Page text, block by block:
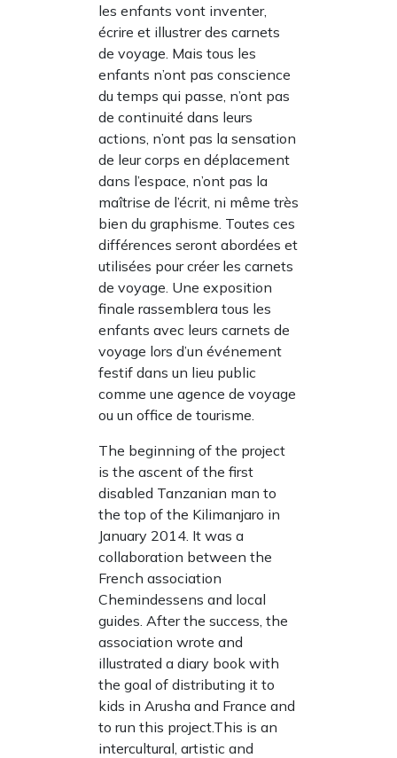
les enfants vont inventer,
écrire et illustrer des carnets
de voyage. Mais tous les
enfants n’ont pas conscience
du temps qui passe, n’ont pas
de continuité dans leurs
actions, n’ont pas la sensation
de leur corps en déplacement
dans l’espace, n’ont pas la
maîtrise de l’écrit, ni même très
bien du graphisme. Toutes ces
différences seront abordées et
utilisées pour créer les carnets
de voyage. Une exposition
finale rassemblera tous les
enfants avec leurs carnets de
voyage lors d’un événement
festif dans un lieu public
comme une agence de voyage
ou un office de tourisme.
The beginning of the project
is the ascent of the first
disabled Tanzanian man to
the top of the Kilimanjaro in
January 2014. It was a
collaboration between the
French association
Chemindessens and local
guides. After the success, the
association wrote and
illustrated a diary book with
the goal of distributing it to
kids in Arusha and France and
to run this project.This is an
intercultural, artistic and